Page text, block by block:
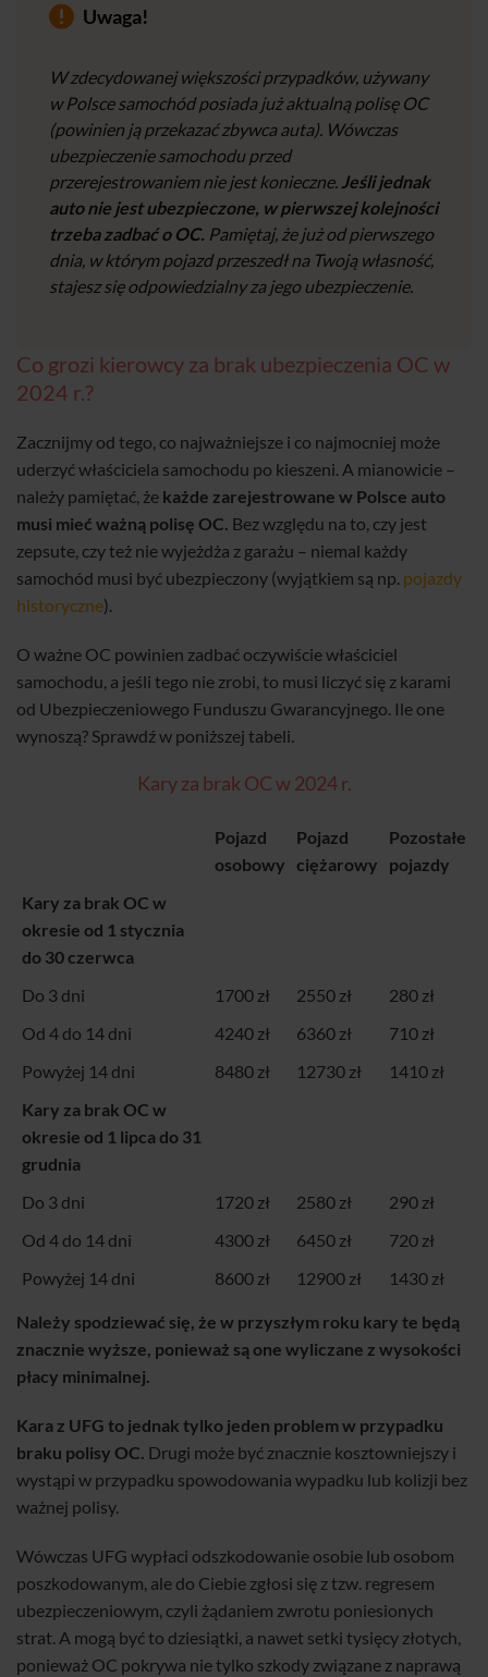
Uwaga!
W zdecydowanej większości przypadków, używany
w Polsce samochód posiada już aktualną polisę OC
(powinien ją przekazać zbywca auta). Wówczas
ubezpieczenie samochodu przed
przerejestrowaniem nie jest konieczne. Jeśli jednak
auto nie jest ubezpieczone, w pierwszej kolejności
trzeba zadbać o OC. Pamiętaj, że już od pierwszego
dnia, w którym pojazd przeszedł na Twoją własność,
stajesz się odpowiedzialny za jego ubezpieczenie.
Co grozi kierowcy za brak ubezpieczenia OC w
2024 r.?
Zacznijmy od tego, co najważniejsze i co najmocniej może
uderzyć właściciela samochodu po kieszeni. A mianowicie –
należy pamiętać, że każde zarejestrowane w Polsce auto
musi mieć ważną polisę OC. Bez względu na to, czy jest
zepsute, czy też nie wyjeżdża z garażu – niemal każdy
samochód musi być ubezpieczony (wyjątkiem są np. pojazdy
historyczne).
O ważne OC powinien zadbać oczywiście właściciel
samochodu, a jeśli tego nie zrobi, to musi liczyć się z karami
od Ubezpieczeniowego Funduszu Gwarancyjnego. Ile one
wynoszą? Sprawdź w poniższej tabeli.
Kary za brak OC w 2024 r.
Pojazd
osobowy
Pojazd
ciężarowy
Pozostałe
pojazdy
Kary za brak OC w
okresie od 1 stycznia
do 30 czerwca
Do 3 dni
1700 zł 2550 zł
280 zł
Od 4 do 14 dni
4240 zł 6360 zł
710 zł
Powyżej 14 dni
8480 zł 12730 zł
1410 zł
Kary za brak OC w
okresie od 1 lipca do 31
grudnia
Do 3 dni
1720 zł 2580 zł
290 zł
Od 4 do 14 dni
4300 zł 6450 zł
720 zł
Powyżej 14 dni
8600 zł 12900 zł 1430 zł
Należy spodziewać się, że w przyszłym roku kary te będą
znacznie wyższe, ponieważ są one wyliczane z wysokości
płacy minimalnej.
Kara z UFG to jednak tylko jeden problem w przypadku
braku polisy OC. Drugi może być znacznie kosztowniejszy i
wystąpi w przypadku spowodowania wypadku lub kolizji bez
ważnej polisy.
Wówczas UFG wypłaci odszkodowanie osobie lub osobom
poszkodowanym, ale do Ciebie zgłosi się z tzw. regresem
ubezpieczeniowym, czyli żądaniem zwrotu poniesionych
strat. A mogą być to dziesiątki, a nawet setki tysięcy złotych,
ponieważ OC pokrywa nie tylko szkody związane z naprawą